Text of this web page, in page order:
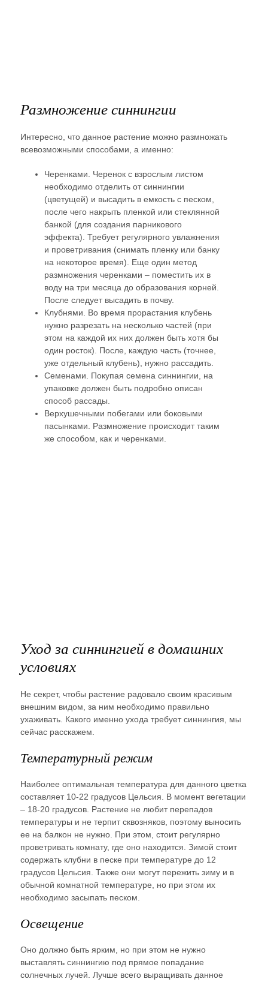
Размножение синнингии
Интересно, что данное растение можно размножать
всевозможными способами, а именно:
Черенками. Черенок с взрослым листом
необходимо отделить от синнингии
(цветущей) и высадить в емкость с песком,
после чего накрыть пленкой или стеклянной
банкой (для создания парникового
эффекта). Требует регулярного увлажнения
и проветривания (снимать пленку или банку
на некоторое время). Еще один метод
размножения черенками – поместить их в
воду на три месяца до образования корней.
После следует высадить в почву.
Клубнями. Во время прорастания клубень
нужно разрезать на несколько частей (при
этом на каждой их них должен быть хотя бы
один росток). После, каждую часть (точнее,
уже отдельный клубень), нужно рассадить.
Семенами. Покупая семена синнингии, на
упаковке должен быть подробно описан
способ рассады.
Верхушечными побегами или боковыми
пасынками. Размножение происходит таким
же способом, как и черенками.
Уход за синнингией в домашних
условиях
Не секрет, чтобы растение радовало своим красивым
внешним видом, за ним необходимо правильно
ухаживать. Какого именно ухода требует синнингия, мы
сейчас расскажем.
Температурный режим
Наиболее оптимальная температура для данного цветка
составляет 10-22 градусов Цельсия. В момент вегетации
– 18-20 градусов. Растение не любит перепадов
температуры и не терпит сквозняков, поэтому выносить
ее на балкон не нужно. При этом, стоит регулярно
проветривать комнату, где оно находится. Зимой стоит
содержать клубни в песке при температуре до 12
градусов Цельсия. Также они могут пережить зиму и в
обычной комнатной температуре, но при этом их
необходимо засыпать песком.
Освещение
Оно должно быть ярким, но при этом не нужно
выставлять синнингию под прямое попадание
солнечных лучей. Лучше всего выращивать данное